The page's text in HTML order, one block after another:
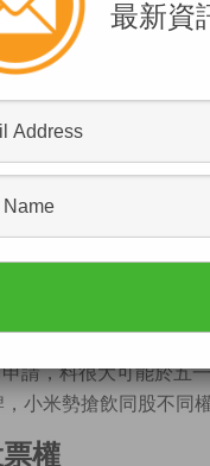
筵席，送別小米兩位
）周一（30日）正
好來港掛牌的準備，
的集團首席財務官（
請，料很大可能於五
小米勢搶飲同股不同
權
最新資